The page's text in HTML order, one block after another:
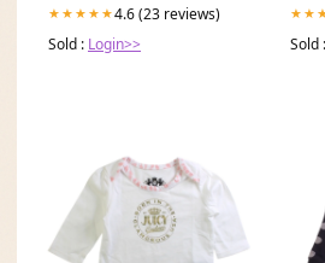
★★★★★4.6 (23 reviews)
Sold : Login>>
Sold :